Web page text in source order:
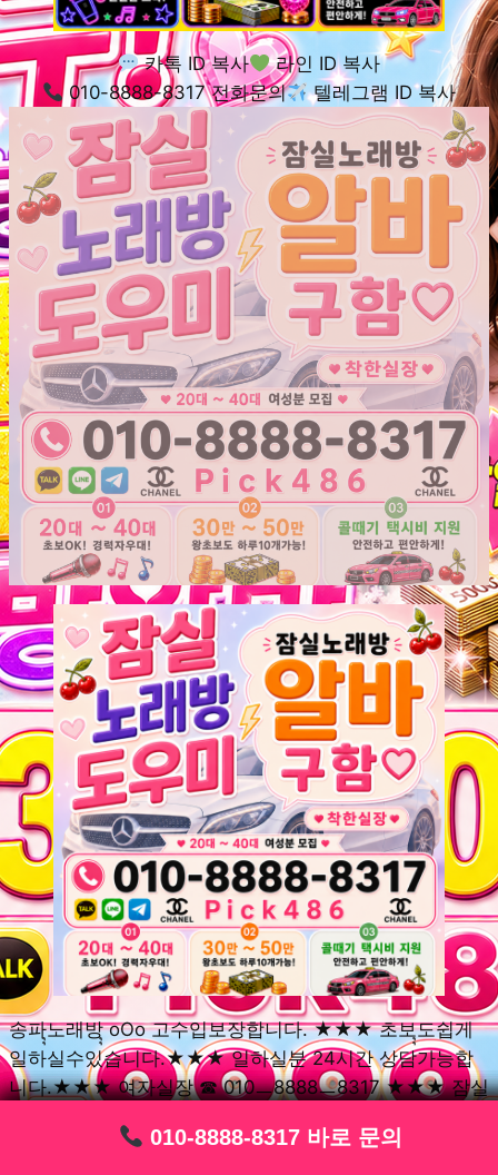
010-8888-8317 바로 문의
010-8888-8317 바로 문의
010-8888-8317 바로 문의
010-8888-8317 바로 문의
010-8888-8317 바로 문의
010-8888-8317 바로 문의
카톡 ID 복사
라인 ID 복사
010-8888-8317 전화문의
텔레그램 ID 복사
송파ุุ노래방ุุ oOo 고수입보장합니다. ★★★ 초보ุุ도쉽게
일하실수있습니다.★★★ 일하실분 24시간 상담가능합
니다.★★★ 여자실장 ☎ 010ㅡ8888ㅡ8317 ★★★ 잠실
요. 여성ㅣุุ알바ุุㅣ여기 신천동ุุ노래방ุุ ◞✿ 풍납동ุุ노래방ุุ
010-8888-8317 바로 문의
010-8888-8317 바로 문의
010-8888-8317 바로 문의